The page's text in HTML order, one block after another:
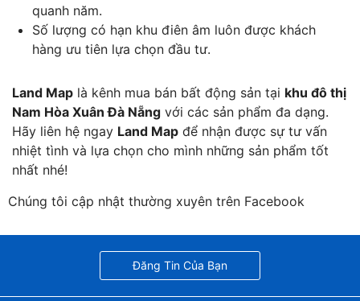
quanh năm.
Số lượng có hạn khu điên âm luôn được khách
hàng ưu tiên lựa chọn đầu tư.
Land Map là kênh mua bán bất động sản tại khu đô thị
Nam Hòa Xuân Đà Nẵng với các sản phẩm đa dạng.
Hãy liên hệ ngay Land Map để nhận được sự tư vấn
nhiệt tình và lựa chọn cho mình những sản phẩm tốt
nhất nhé!
Chúng tôi cập nhật thường xuyên trên Facebook
Đăng Tin Của Bạn